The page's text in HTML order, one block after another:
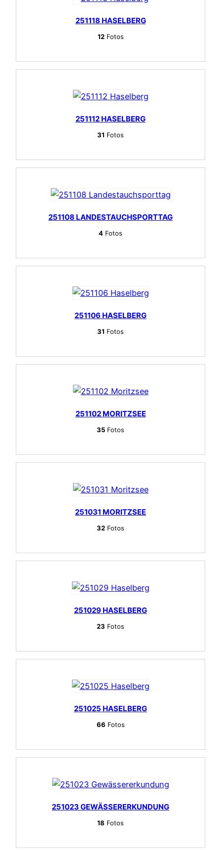
251118 HASELBERG
12Fotos
251112 HASELBERG
31 Fotos
251108 LANDESTAUCHSPORTTAG
4 Fotos
251106 HASELBERG
31 Fotos
251102 MORITZSEE
35 Fotos
251031 MORITZSEE
32 Fotos
251029 HASELBERG
23 Fotos
251025 HASELBERG
66 Fotos
251023 GEWÄSSERERKUNDUNG
18 Fotos